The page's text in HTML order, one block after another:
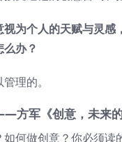
为个人的天赋与灵感
办？
理的。
方军《创意，未来的